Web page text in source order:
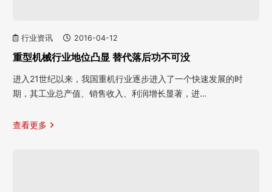
行业资讯 2016-04-12
重型机械行业地位凸显 替代落后功不可没
进入21世纪以来，我国重机行业逐步进入了一个快速发展的时
期，其工业总产值、销售收入、利润增长显著，进…
查看更多